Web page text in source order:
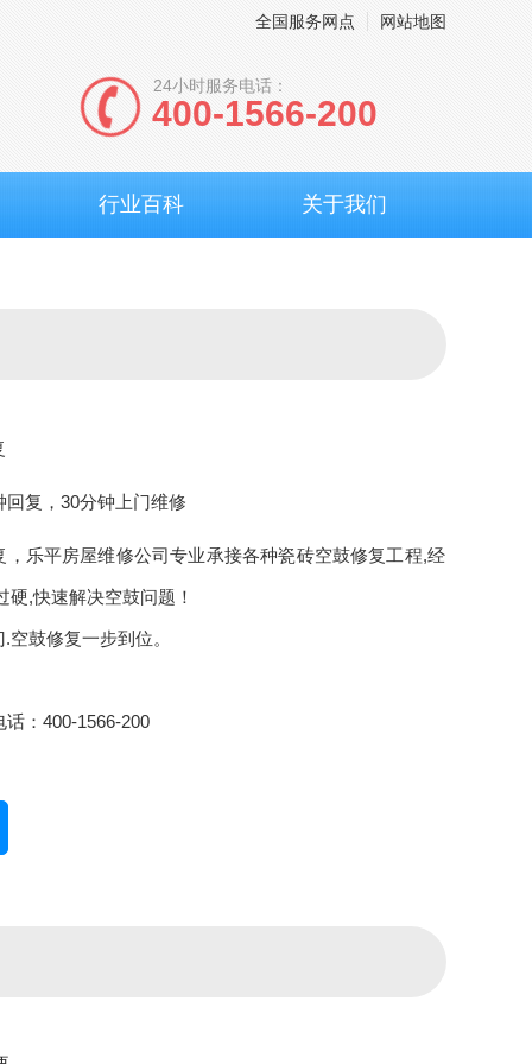
全国服务网点 网站地图
24小时服务电话：
400-1566-200
行业百科 关于我们
回复，30分钟上门维修
，乐平房屋维修公司专业承接各种瓷砖空鼓修复工程,经
硬,快速解决空鼓问题！
鼓修复一步到位。
：400-1566-200